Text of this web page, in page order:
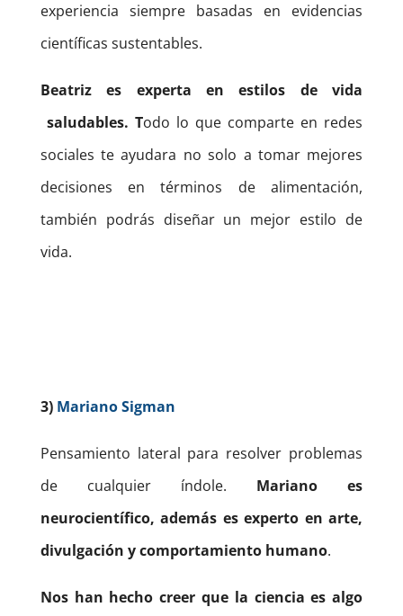
experiencia siempre basadas en evidencias
científicas sustentables.
Beatriz es experta en estilos de vida
saludables. Todo lo que comparte en redes
sociales te ayudara no solo a tomar mejores
decisiones en términos de alimentación,
también podrás diseñar un mejor estilo de
vida.
3) Mariano Sigman
Pensamiento lateral para resolver problemas
de cualquier índole. Mariano es
neurocientífico, además es experto en arte,
divulgación y comportamiento humano.
Nos han hecho creer que la ciencia es algo